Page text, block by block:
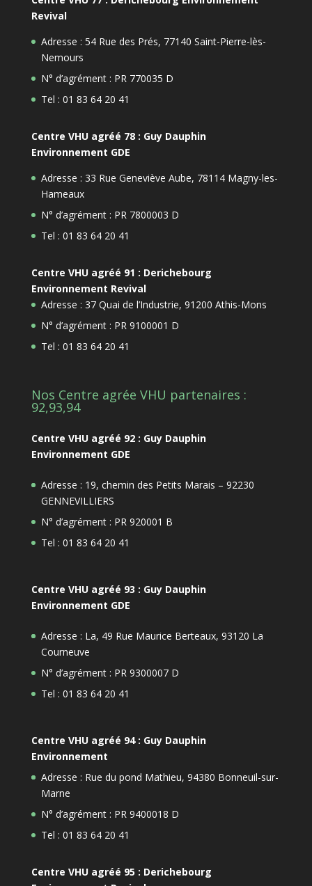
Revival
Adresse : 54 Rue des Prés, 77140 Saint-Pierre-lès-
Nemours
N° d’agrément : PR 770035 D
Tel : 01 83 64 20 41
Centre VHU agréé 78 : Guy Dauphin
Environnement GDE
Adresse : 33 Rue Geneviève Aube, 78114 Magny-les-
Hameaux
N° d’agrément : PR 7800003 D
Tel : 01 83 64 20 41
Centre VHU agréé 91 : Derichebourg
Environnement Revival
Adresse : 37 Quai de l’Industrie, 91200 Athis-Mons
N° d’agrément : PR 9100001 D
Tel : 01 83 64 20 41
Nos Centre agrée VHU partenaires :
92,93,94
Centre VHU agréé 92 : Guy Dauphin
Environnement GDE
Adresse : 19, chemin des Petits Marais – 92230
GENNEVILLIERS
N° d’agrément : PR 920001 B
Tel : 01 83 64 20 41
Centre VHU agréé 93 : Guy Dauphin
Environnement GDE
Adresse : La, 49 Rue Maurice Berteaux, 93120 La
Courneuve
N° d’agrément : PR 9300007 D
Tel : 01 83 64 20 41
Centre VHU agréé 94 : Guy Dauphin
Environnement
Adresse : Rue du pond Mathieu, 94380 Bonneuil-sur-
Marne
N° d’agrément : PR 9400018 D
Tel : 01 83 64 20 41
Centre VHU agréé 95 : Derichebourg